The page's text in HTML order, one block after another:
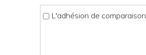
L'adhésion de comparaison